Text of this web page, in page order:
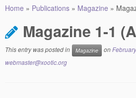
Home » Publications » Magazine »
Magazine 1-1
This entry was posted in Magazine on
webmaster@xootic.org